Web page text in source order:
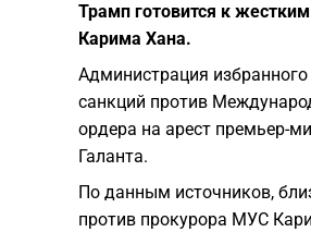
Трамп готовится к
Карима Хана.
Администрация
санкций против
ордера на арест премьер-
Галанта.
По данным источников,
против прокурора МУС